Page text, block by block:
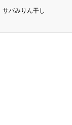
サバみりん干し